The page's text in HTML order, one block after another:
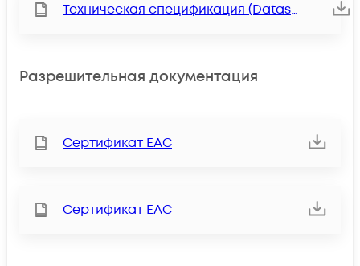
Техническая спецификация (Datasheet)
Разрешительная документация
Сертификат ЕАС
Сертификат ЕАС